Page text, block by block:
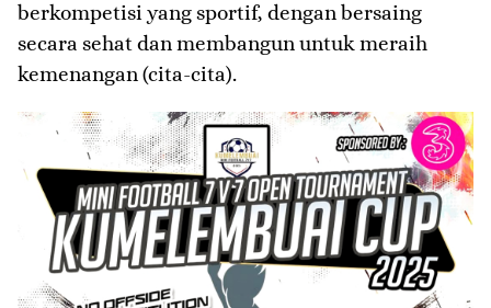
berkompetisi yang sportif, dengan bersaing
secara sehat dan membangun untuk meraih
kemenangan (cita-cita).